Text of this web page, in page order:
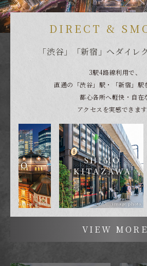
DIRECT &
「渋谷」「新宿」へダイレ
3駅4路線利用で、
直通の「渋谷」駅・「新宿」駅
都心各所へ軽快・自在
アクセスを実感できます
image photo image
VIEW MORE